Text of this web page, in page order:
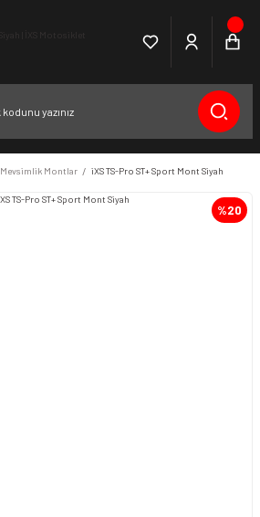
Mevsimlik Montlar iXS TS-Pro ST+ Sport Mont Siyah
%20